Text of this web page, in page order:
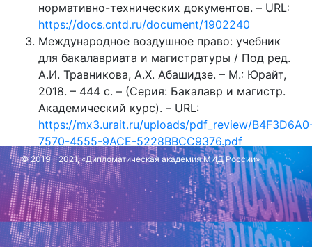
нормативно-технических документов. – URL:
https://docs.cntd.ru/document/1902240
Международное воздушное право: учебник
для бакалавриата и магистратуры / Под ред.
А.И. Травникова, А.Х. Абашидзе. – М.: Юрайт,
2018. – 444 с. – (Серия: Бакалавр и магистр.
Академический курс). – URL:
https://mx3.urait.ru/uploads/pdf_review/
7570-4555-9ACE-5228BBCC9376.pdf
Обновлено: 23 июля 2022 г.
© 2019—2021, «Дипломатическая академия МИД России»